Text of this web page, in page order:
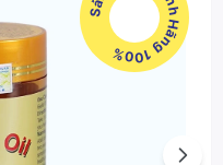
Next